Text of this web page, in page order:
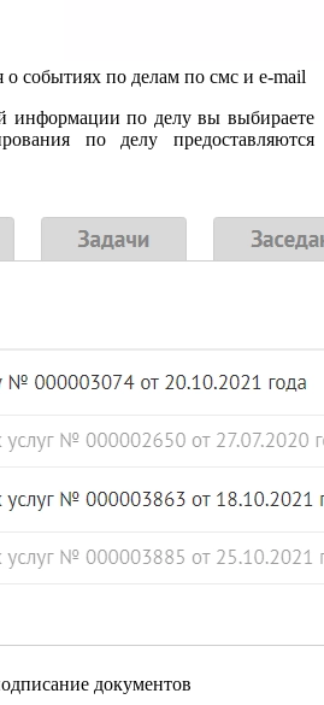
о событиях по делам по смс и e-mail
информации по делу вы выбираете
по делу предоставляются
документов